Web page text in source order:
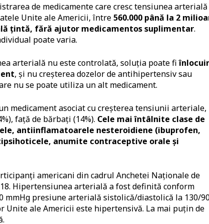
de medicamente care cresc tensiunea
Unite ale Americii, între 560.000 până la 2
țintă, fără ajutor medicamentos suplimentar.
poate varia.
arterială nu este controlată, soluția poate fi
, și nu creșterea dozelor de antihipertensiv sau
nu se poate utiliza un alt medicament.
medicament asociat cu creșterea tensiunii
față de bărbați (14%). Cele mai întâlnite clase de
antiinflamatoarele nesteroidiene (ibuprofen,
anumite contraceptive orale și
americani din cadrul Anchetei Naționale de
Hipertensiunea arterială a fost definită conform
mmHg presiune arterială sistolică/diastolică la 130/
Unite ale Americii este hipertensivă. La mai puțin de